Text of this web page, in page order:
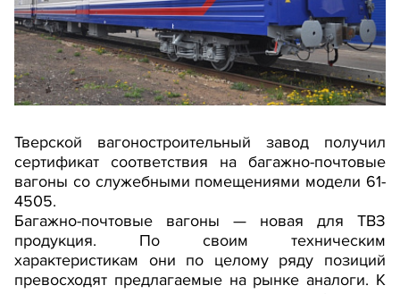
Тверской вагоностроительный завод получил
сертификат соответствия на багажно-почтовые
вагоны со служебными помещениями модели 61-
4505.
Багажно-почтовые вагоны — новая для ТВЗ
продукция. По своим техническим
характеристикам они по целому ряду позиций
превосходят предлагаемые на рынке аналоги. К